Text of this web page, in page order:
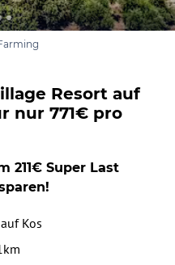
Resort auf
nur 771€ pro
211€ Super Last
auf Kos